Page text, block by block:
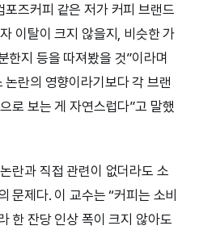
즈커피 같은 저가 커피 브랜드
이탈이 크지 않을지, 비슷한 가
한지 등을 따져봤을 것”이라며
란의 영향이라기보다 각 브랜
로 보는 게 자연스럽다”고 말했
란과 직접 관련이 없더라도 소
문제다. 이 교수는 “커피는 소비
한 잔당 인상 폭이 크지 않아도